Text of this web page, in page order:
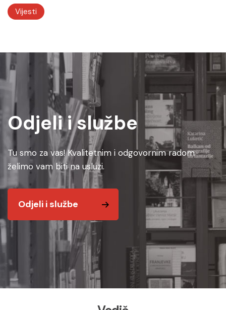
Vijesti
Odjeli i službe
Tu smo za vas! Kvalitetnim i odgovornim radom
želimo vam biti na usluzi.
Odjeli i službe